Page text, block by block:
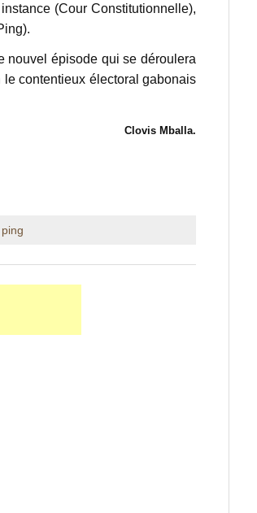
(Cour Constitutionnelle),
nouvel épisode qui se déroulera
le contentieux électoral gabonais
Clovis Mballa.